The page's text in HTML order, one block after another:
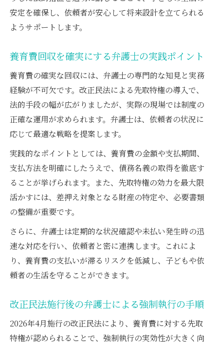
安定を確保し、依頼者が安心して将来設計を立てられる
ようサポートします。
養育費回収を確実にする弁護士の実践ポイント
養育費の確実な回収には、弁護士の専門的な知見と実務
経験が不可欠です。改正民法による先取特権の導入で、
法的手段の幅が広がりましたが、実際の現場では制度の
正確な運用が求められます。弁護士は、依頼者の状況に
応じて最適な戦略を提案します。
実践的なポイントとしては、養育費の金額や支払期間、
支払方法を明確にしたうえで、債務名義の取得を徹底す
ることが挙げられます。また、先取特権の効力を最大限
活かすには、差押え対象となる財産の特定や、必要書類
の整備が重要です。
さらに、弁護士は定期的な状況確認や未払い発生時の迅
速な対応を行い、依頼者と密に連携します。これによ
り、養育費の支払いが滞るリスクを低減し、子どもや依
頼者の生活を守ることができます。
改正民法施行後の弁護士による強制執行の手順
2026年4月施行の改正民法により、養育費に対する先取
特権が認められることで、強制執行の実効性が大きく向